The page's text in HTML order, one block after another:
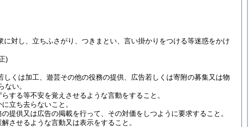
対し、立ちふさがり、つきまとい、言い掛かりをつける等迷惑をかけ
)
くは加工、遊芸その他の役務の提供、広告若しくは寄附の募集又は物
ない。
する等不安を覚えさせるような言動をすること。
立ち去らないこと。
提供又は広告の掲載を行って、その対価をしつように要求すること。
させるような言動又は表示をすること。